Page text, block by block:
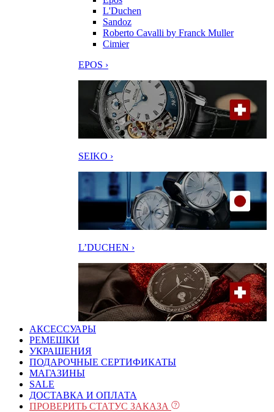
L'Duchen
Sandoz
Roberto Cavalli by Franck Muller
Cimier
EPOS ›
SEIKO ›
L’DUCHEN ›
АКСЕССУАРЫ
РЕМЕШКИ
УКРАШЕНИЯ
ПОДАРОЧНЫЕ СЕРТИФИКАТЫ
МАГАЗИНЫ
SALE
ДОСТАВКА И ОПЛАТА
ПРОВЕРИТЬ СТАТУС ЗАКАЗА